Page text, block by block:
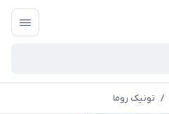
/ تونیک روما